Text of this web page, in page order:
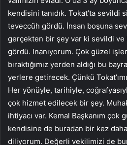
kendisini tanıdık. Tokat’ta sevildi
teveccüh gördü. İnsan boşuna
gerçekten bir şey var ki sevildi ve
gördü. Inanıyorum. Çok güzel
bıraktığımız yerden aldığı bu
yerlere getirecek. Çünkü
Her yönüyle, tarihiyle,
çok hizmet edilecek bir şey.
ihtiyacı var. Kemal Başkanım çok
kendisine de buradan bir kez
diliyorum. Değerli vekilimizi de